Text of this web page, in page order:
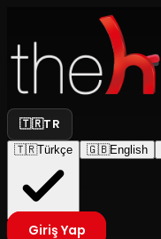
🇹🇷TR
🇹🇷Türkçe 🇬🇧English
Giriş Yap